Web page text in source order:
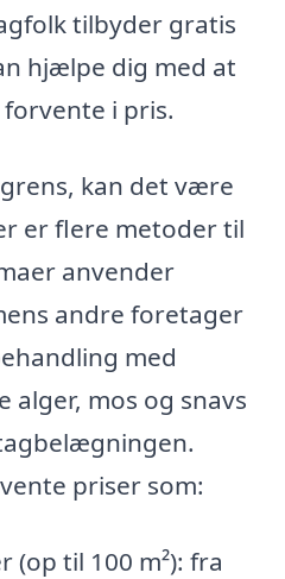
tilbyder gratis
hjælpe dig med at
i pris.
kan det være
er flere metoder til
anvender
andre foretager
med
alger, mos og snavs
priser som:
til 100 m²): fra